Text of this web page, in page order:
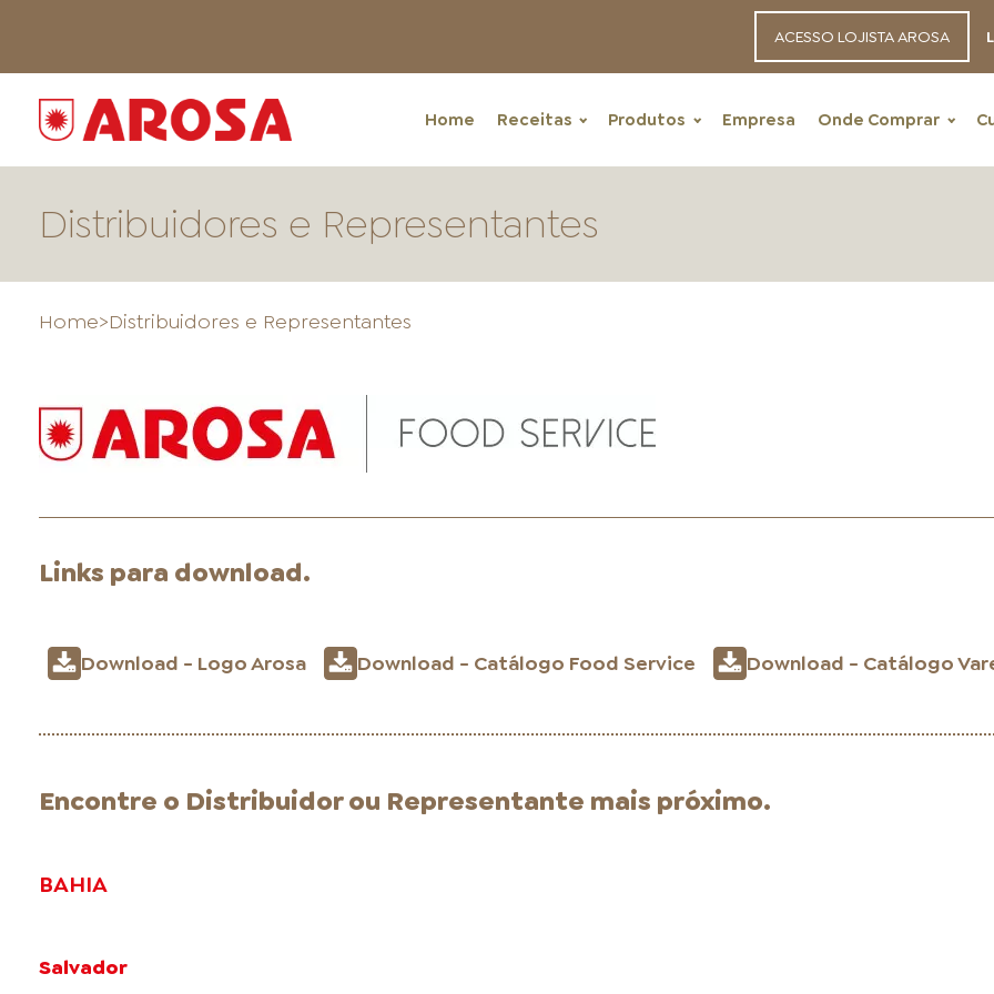
ACESSO LOJISTA AROSA
Home Receitas Produtos Empresa Onde Comprar
HOME
Distribuidores e Representantes
Home>Distribuidores e Representantes
Links para download.
Download - Logo Arosa Download - Catálogo Food Service Download - Catálogo
Encontre o Distribuidor ou Representante mais próximo.
BAHIA
Salvador